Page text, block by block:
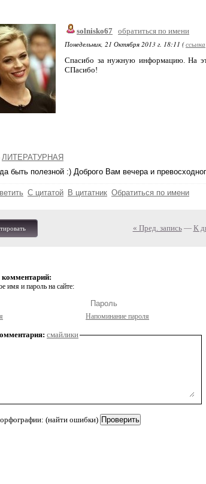
solnisko67
обратиться по имени
Понедельник, 21 Октября 2013 г. 18:11 (ссылка
Спасибо за нужную информацию. На
СПасибо!
ЛИТЕРАТУРНАЯ
быть полезной :) Доброго Вам вечера и
С цитатой В цитатник Обратиться по имени
« Пред. запись— К
имя и пароль на сайте:
Напоминание пароля
смайлики
(найти ошибки)